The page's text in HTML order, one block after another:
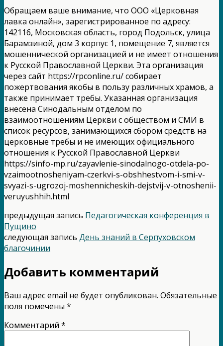
Обращаем ваше внимание, что ООО «Церковная
лавка онлайн», зарегистрированное по адресу:
142116, Московская область, город Подольск, улица
Барамзиной, дом 3 корпус 1, помещение 7, является
мошеннической организацией и не имеет отношения
к Русской Православной Церкви. Эта организация
через сайт https://rpcоnlinе.ru/ собирает
пожертвования якобы в пользу различных храмов, а
также принимает требы. Указанная организация
внесена Синодальным отделом по
взаимоотношениям Церкви с обществом и СМИ в
список ресурсов, занимающихся сбором средств на
церковные требы и не имеющих официального
отношения к Русской Православной Церкви
https://sinfo-mp.ru/zayavlenie-sinodalnogo-otdela-po-
vzaimootnosheniyam-czerkvi-s-obshhestvom-i-smi-v-
svyazi-s-ugrozoj-moshennicheskih-dejstvij-v-otnoshenii-
veruyushhih.html
предыдущая запись Педагогическая конференция в
Пущино
следующая запись День знаний в Серпуховском
благочинии
Добавить комментарий
Ваш адрес email не будет опубликован. Обязательные
поля помечены *
Комментарий *